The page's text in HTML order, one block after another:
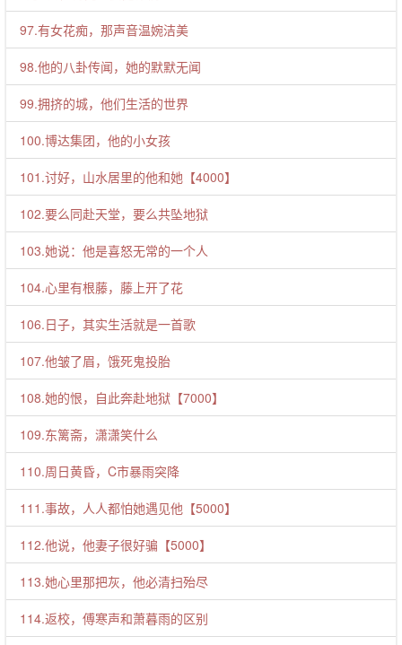
97.有女花痴，那声音温婉洁美
98.他的八卦传闻，她的默默无闻
99.拥挤的城，他们生活的世界
100.博达集团，他的小女孩
101.讨好，山水居里的他和她【4000】
102.要么同赴天堂，要么共坠地狱
103.她说：他是喜怒无常的一个人
104.心里有根藤，藤上开了花
106.日子，其实生活就是一首歌
107.他皱了眉，饿死鬼投胎
108.她的恨，自此奔赴地狱【7000】
109.东篱斋，潇潇笑什么
110.周日黄昏，C市暴雨突降
111.事故，人人都怕她遇见他【5000】
112.他说，他妻子很好骗【5000】
113.她心里那把灰，他必清扫殆尽
114.返校，傅寒声和萧暮雨的区别